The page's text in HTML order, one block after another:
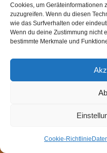
Cookies, um Geräteinformationen
zuzugreifen. Wenn du diesen
wie das Surfverhalten oder
Wenn du deine Zustimmung nicht
bestimmte Merkmale und
Cookie-Richtlinie
TAGEBUCH KONTAKT
Cookie-Richtlinie (EU)